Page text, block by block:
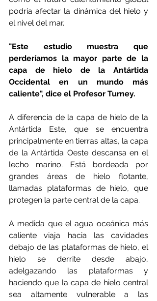
podría afectar la dinámica del hielo y
el nivel del mar.
"Este estudio muestra que
perderíamos la mayor parte de la
capa de hielo de la Antártida
Occidental en un mundo más
caliente", dice el Profesor Turney.
A diferencia de la capa de hielo de la
Antártida Este, que se encuentra
principalmente en tierras altas, la capa
de la Antártida Oeste descansa en el
lecho marino. Está bordeada por
grandes áreas de hielo flotante,
llamadas plataformas de hielo, que
protegen la parte central de la capa.
A medida que el agua oceánica más
caliente viaja hacia las cavidades
debajo de las plataformas de hielo, el
hielo se derrite desde abajo,
adelgazando las plataformas y
haciendo que la capa de hielo central
sea altamente vulnerable a las